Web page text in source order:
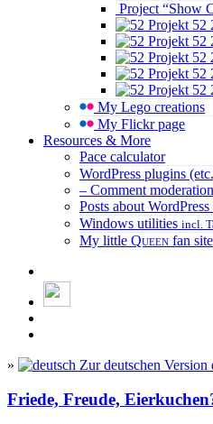
Project “Show
Projekt 52
Projekt 52
Projekt 52
Projekt 52
Projekt 52
My Lego creations
My Flickr page
Resources & More
Pace calculator
WordPress plugins
– Comment
Posts about
Windows utilities incl.
My little Queen fan site
» Zur deutschen Version
Friede, Freude,